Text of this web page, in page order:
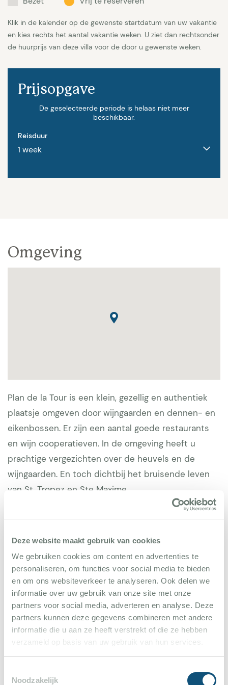
Deze website maakt gebruik van cookies
We gebruiken cookies om content en advertenties te
personaliseren, om functies voor social media te bieden
en om ons websiteverkeer te analyseren. Ook delen we
informatie over uw gebruik van onze site met onze
partners voor social media, adverteren en analyse. Deze
partners kunnen deze gegevens combineren met andere
informatie die u aan ze heeft verstrekt of die ze hebben
verzameld op basis van uw gebruik van hun services.
Noodzakelijk
Klik in de kalender op de gewenste startdatum van uw vakantie
en kies rechts het aantal vakantie weken. U ziet dan rechtsonder
de huurprijs van deze villa voor de door u gewenste weken.
Prijsopgave
De geselecteerde periode is helaas niet meer
beschikbaar.
Reisduur
Omgeving
Plan de la Tour is een klein, gezellig en authentiek
plaatsje omgeven door wijngaarden en dennen- en
eikenbossen. Er zijn een aantal goede restaurants
en wijn cooperatieven. In de omgeving heeft u
prachtige vergezichten over de heuvels en de
wijngaarden. En toch dichtbij het bruisende leven
van St. Tropez en Ste Maxime.
Reviews
sabine
20 augustus 2024
10
We hebben, samen met onze kinderen, een
mooier dan op de foto's en het sloot precies